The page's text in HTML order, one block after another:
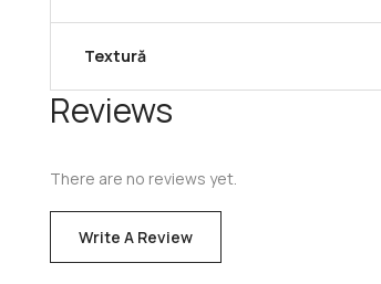
Textură
Reviews
There are no reviews yet.
Write A Review